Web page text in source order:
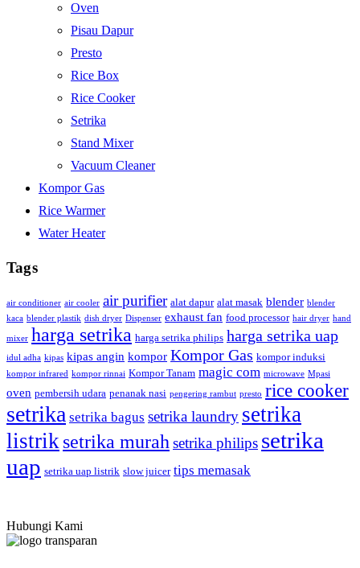
Oven
Pisau Dapur
Presto
Rice Box
Rice Cooker
Setrika
Stand Mixer
Vacuum Cleaner
Kompor Gas
Rice Warmer
Water Heater
Tags
air conditioner air cooler air purifier alat dapur alat masak blender blender
kaca blender plastik dish dryer Dispenser exhaust fan food processor hair dryer hand
mixer harga setrika harga setrika philips harga setrika uap
idul adha kipas kipas angin kompor Kompor Gas kompor induksi
kompor infrared kompor rinnai Kompor Tanam magic com microwave Mpasi
oven pembersih udara penanak nasi pengering rambut presto rice cooker
setrika setrika bagus setrika laundry setrika
listriksetrika murah setrika philips setrika
uap setrika uap listrik slow juicer tips memasak
Hubungi Kami